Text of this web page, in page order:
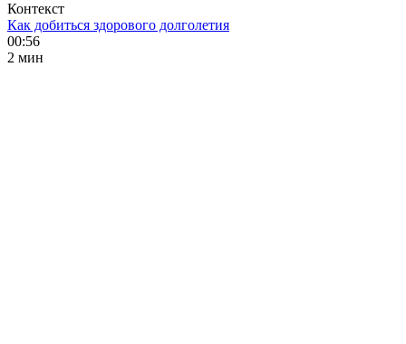
Контекст
Как добиться здорового долголетия
00:56
2 мин